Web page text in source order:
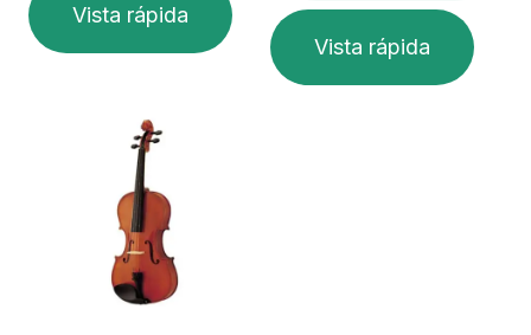
Vista rápida
Vista rápida